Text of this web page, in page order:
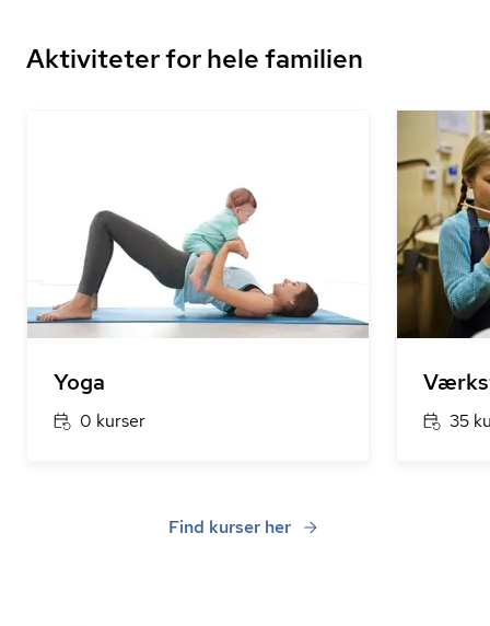
Aktiviteter for hele familien
Yoga
0 kurser 35
Find kurser her